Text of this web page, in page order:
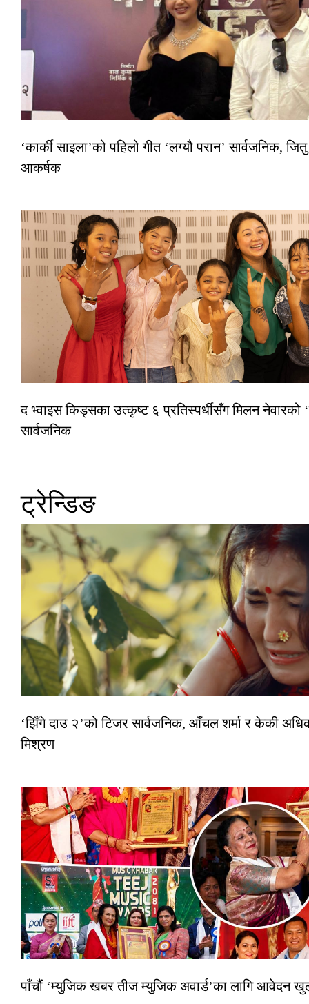
‘कार्की साइला’को पहिलो गीत ‘लग्यौ परान’ सार्वजनिक,
आकर्षक
द भ्वाइस किड्सका उत्कृष्ट ६ प्रतिस्पर्धीसँग मिलन नेवारको
सार्वजनिक
ट्रेन्डिङ
‘झिँगे दाउ २’को टिजर सार्वजनिक, आँचल शर्मा र केकी
मिश्रण
पाँचौं ‘म्युजिक खबर तीज म्युजिक अवार्ड’का लागि आवेदन